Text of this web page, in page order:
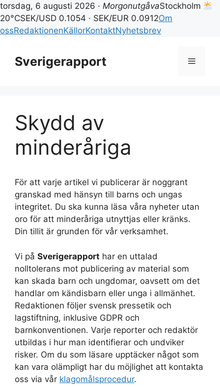
torsdag, 6 augusti 2026 · MorgonutgåvaStockholm
20°CSEK/USD 0.1054 · SEK/EUR 0.0912Om
ossRedaktionenKällorKontaktNyhetsbrev
innehållSverigerapport Meny
Skydd av
minderåriga
För att varje artikel vi publicerar är noggrant
granskad med hänsyn till barns och ungas
integritet. Du ska kunna läsa våra nyheter utan
oro för att minderåriga utnyttjas eller kränks.
Din tillit är grunden för vår verksamhet.
Vi på Sverigerapport har en uttalad
nolltolerans mot publicering av material som
kan skada barn och ungdomar, oavsett om det
handlar om kändisbarn eller unga i allmänhet.
Redaktionen följer svensk pressetik och
lagstiftning, inklusive GDPR och
barnkonventionen. Varje reporter och redaktör
utbildas i hur man identifierar och undviker
risker. Om du som läsare upptäcker något som
kan vara olämpligt har du möjlighet att kontakta
oss via vår klagomålsprocedur.